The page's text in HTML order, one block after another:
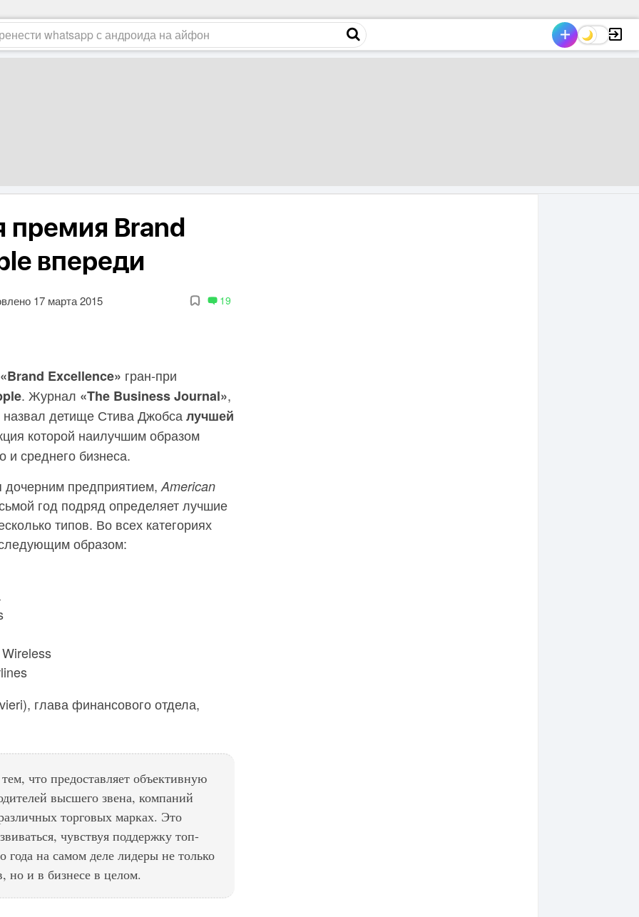
премия Brand
впереди
17 марта 2015 19
«Brand Excellence» гран-при
. Журнал «The Business Journal»,
детище Стива Джобса лучшей
которой наилучшим образом
и среднего бизнеса.
дочерним предприятием, American
год подряд определяет лучшие
типов. Во всех категориях
образом:
глава финансового отдела,
что предоставляет объективную
высшего звена, компаний
торговых марках. Это
чувствуя поддержку топ-
года на самом деле лидеры не только
но и в бизнесе в целом.